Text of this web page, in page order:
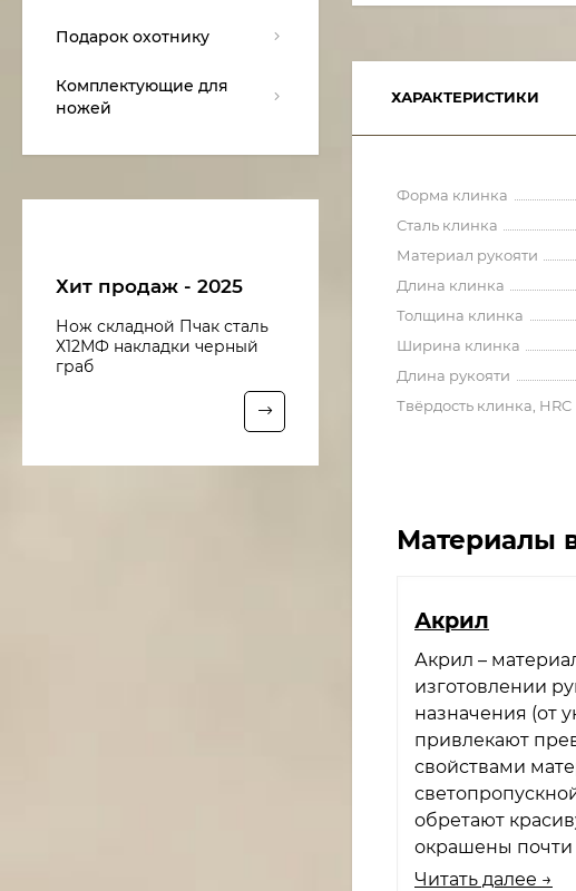
ХАРАКТЕРИСТИКИ
Форма клинка
Сталь клинка
Материал рукояти
Длина клинка
Толщина клинка
Ширина клинка
Длина рукояти
Твёрдость клинка, HRC
Материалы
Акрил
Акрил –
изготовлении
назначения (от
привлекают
свойствами
обретают
окрашены почти
Читать далее →
Подарок охотнику
Комплектующие для
ножей
Хит продаж - 2025
Нож складной Пчак сталь
Х12МФ накладки черный
граб